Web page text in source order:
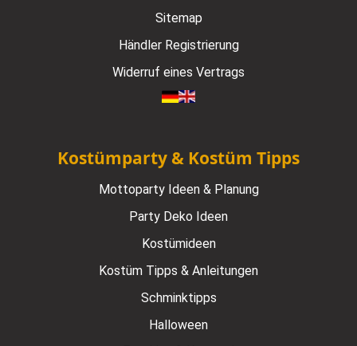
Sitemap
Händler Registrierung
Widerruf eines Vertrags
Kostümparty & Kostüm Tipps
Mottoparty Ideen & Planung
Party Deko Ideen
Kostümideen
Kostüm Tipps & Anleitungen
Schminktipps
Halloween